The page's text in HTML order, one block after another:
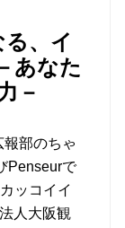
る、イ
あなた
－
部のちゃ
Penseurで
ッコイイ
人大阪観